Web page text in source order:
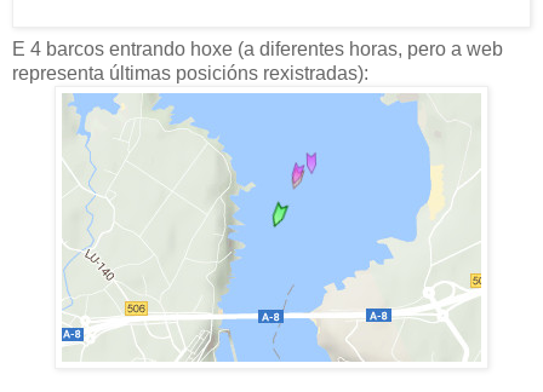
E 4 barcos entrando hoxe (a diferentes horas, pero a web
representa últimas posicións rexistradas):